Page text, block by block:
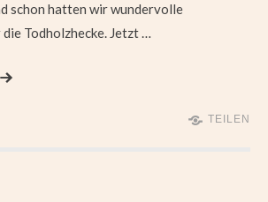
schon hatten wir wundervolle
Todholzhecke. Jetzt …
TEILEN